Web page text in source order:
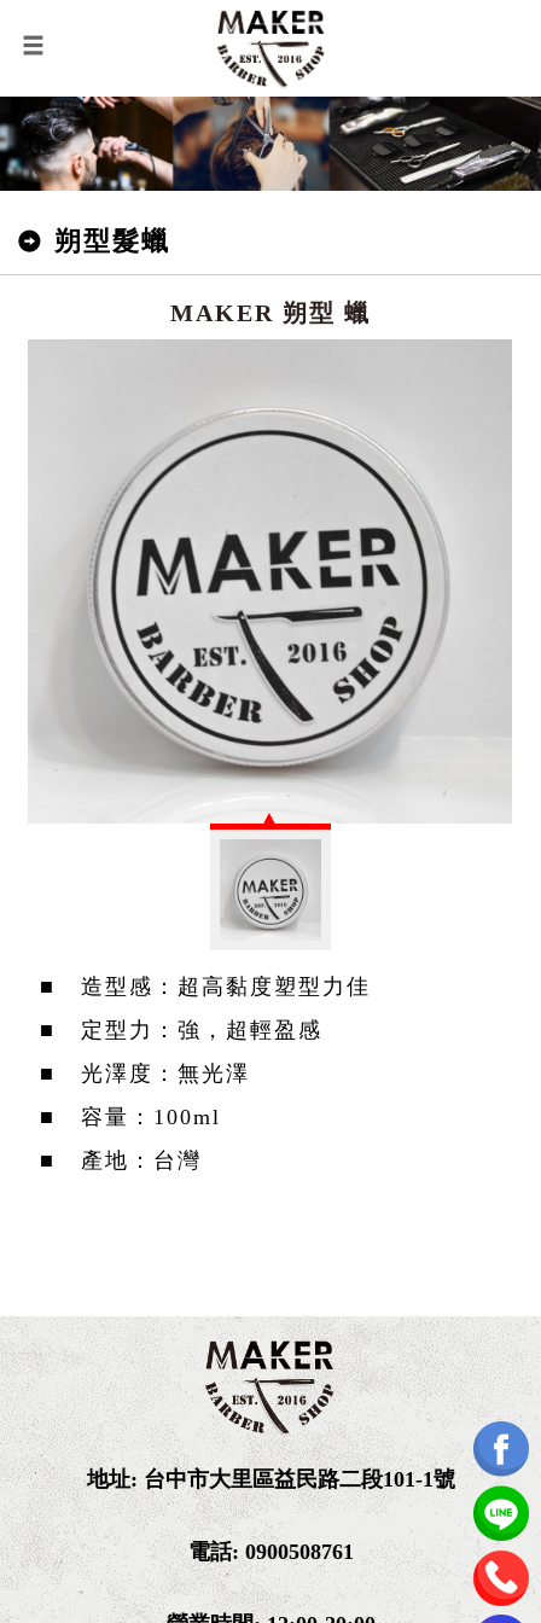
朔型髮蠟
MAKER 朔型 蠟
■ 造型感：超高黏度塑型力佳
■ 定型力：強，超輕盈感
■ 光澤度：無光澤
■ 容量：100ml
■ 產地：台灣
地址: 台中市大里區益民路二段101-1號
電話: 0900508761